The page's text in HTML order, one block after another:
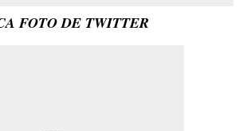
FOTO DE TWITTER